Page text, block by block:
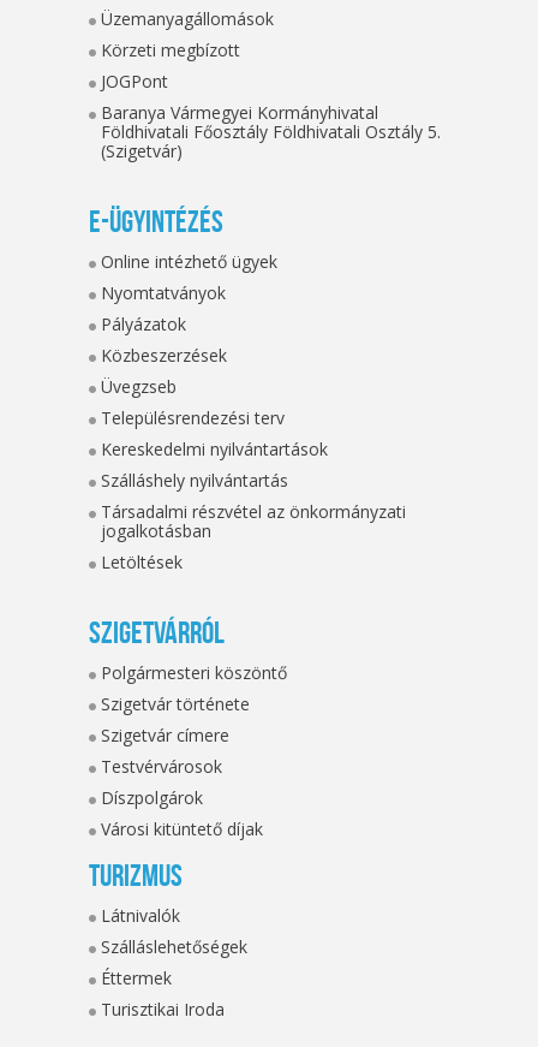
Üzemanyagállomások
Körzeti megbízott
JOGPont
Baranya Vármegyei Kormányhivatal
Földhivatali Főosztály Földhivatali Osztály 5.
(Szigetvár)
E-ügyintézés
Online intézhető ügyek
Nyomtatványok
Pályázatok
Közbeszerzések
Üvegzseb
Településrendezési terv
Kereskedelmi nyilvántartások
Szálláshely nyilvántartás
Társadalmi részvétel az önkormányzati
jogalkotásban
Letöltések
Szigetvárról
Polgármesteri köszöntő
Szigetvár története
Szigetvár címere
Testvérvárosok
Díszpolgárok
Városi kitüntető díjak
Turizmus
Látnivalók
Szálláslehetőségek
Éttermek
Turisztikai Iroda